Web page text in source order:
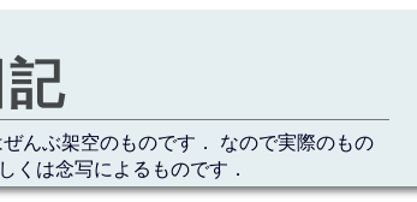
記
んぶ架空のものです． なので実際のもの
くは念写によるものです．